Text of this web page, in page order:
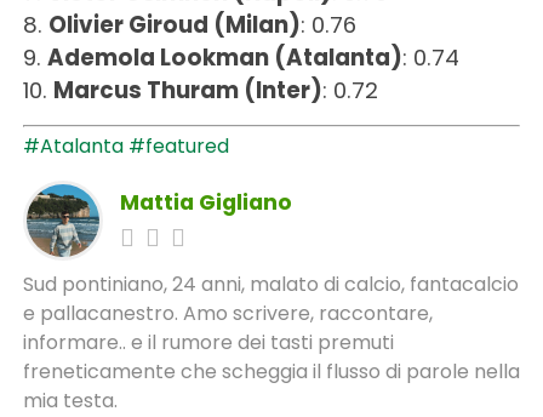
8. Olivier Giroud (Milan): 0.76
9. Ademola Lookman (Atalanta): 0.74
10. Marcus Thuram (Inter): 0.72
#Atalanta #featured
Mattia Gigliano
Sud pontiniano, 24 anni, malato di calcio, fantacalcio
e pallacanestro. Amo scrivere, raccontare,
informare.. e il rumore dei tasti premuti
freneticamente che scheggia il flusso di parole nella
mia testa.